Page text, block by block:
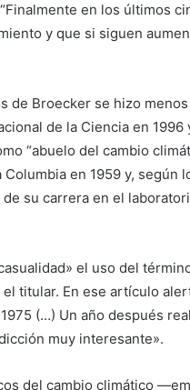
en los últimos
y que si siguen
de Broecker se hizo
de la Ciencia en 1996
“abuelo del cambio
en 1959 y, según
su carrera en el
el uso del
titular. En ese artículo
(…) Un año después
muy interesante».
del cambio climático